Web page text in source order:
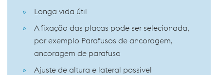
Longa vida útil
A fixação das placas pode ser selecionada,
por exemplo Parafusos de ancoragem,
ancoragem de parafuso
Ajuste de altura e lateral possível